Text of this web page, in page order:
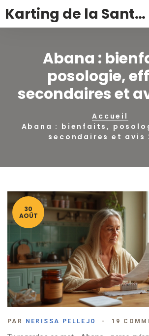
Karting de la Santé – Montalivet
Abana :
posologie,
secondaires et
Accueil
Abana : bienfaits,
secondaires et avis
30
AOÛT
PAR NERISSA PELLEJO 19